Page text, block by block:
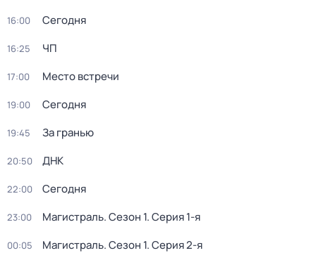
16:00 Сегодня
16:25 ЧП
17:00 Место встречи
19:00 Сегодня
19:45 За гранью
20:50 ДНК
22:00 Сегодня
23:00 Магистраль. Сезон 1. Серия 1-я
00:05 Магистраль. Сезон 1. Серия 2-я